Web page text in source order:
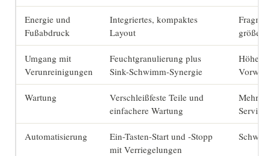
Energie und
Fußabdruck
Integriertes, kompaktes
Layout
Umgang mit
Verunreinigungen
Feuchtgranulierung plus
Sink-Schwimm-Synergie
Höhere
Wartung
Verschleißfeste Teile und
einfachere Wartung
Mehr
Service
Automatisierung
Ein-Tasten-Start und -Stopp
mit Verriegelungen